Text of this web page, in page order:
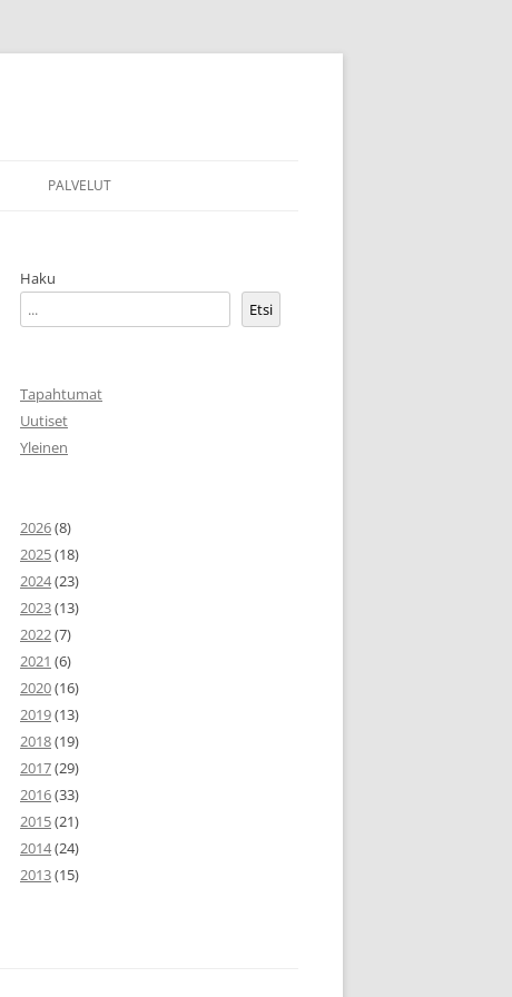
PALVELUT
PALVELUHAKEMISTO
Haku
Etsi
Tapahtumat
Uutiset
Yleinen
2026(8)
2025(18)
2024(23)
2023(13)
2022(7)
2021 (6)
2020(16)
2019(13)
2018(19)
2017(29)
2016(33)
2015(21)
2014(24)
2013(15)